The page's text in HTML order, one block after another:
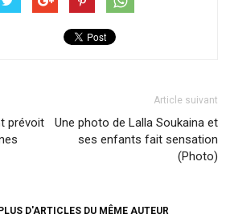
prévoit
Article suivant
Une photo de Lalla Soukaina et
ses enfants fait sensation
(Photo)
D'ARTICLES DU MÊME AUTEUR